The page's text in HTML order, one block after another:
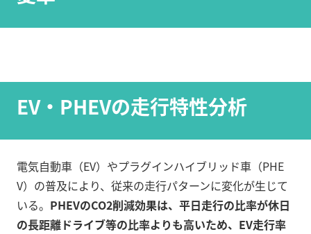
EV・PHEVの走行特性分析
電気自動車（EV）やプラグインハイブリッド車（PHE
V）の普及により、従来の走行パターンに変化が生じて
いる。 PHEVのCO2削減効果は、平日走行の比率が休日
の長距離ドライブ等の比率よりも高いため、EV走行率